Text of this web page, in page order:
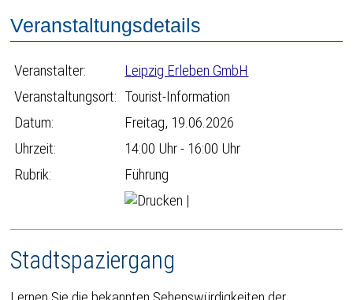
Veranstaltungsdetails
Veranstalter:
Leipzig Erleben GmbH
Veranstaltungsort: Tourist-Information
Datum:
Freitag, 19.06.2026
Uhrzeit:
14:00 Uhr - 16:00 Uhr
Rubrik:
Führung
|
Stadtspaziergang